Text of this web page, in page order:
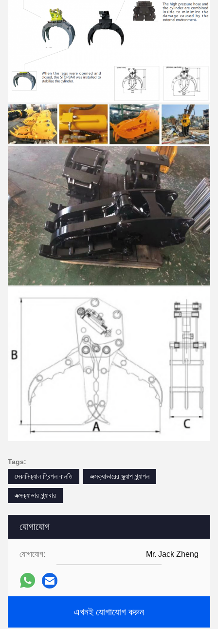
যোগাযোগ
যোগাযোগ: Mr. Jack Zheng
এখনই যোগাযোগ করুন
Tags:
মেকানিক্যাল গ্রিপল বালতি
এক্সক্যাভারের স্ক্র্যাপ গ্র্যাপল
এক্সক্যাভার গ্র্যাবার